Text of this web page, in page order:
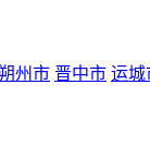
州市 晋中市 运城